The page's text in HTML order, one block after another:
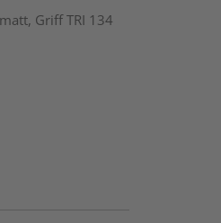
Griff TRI 134